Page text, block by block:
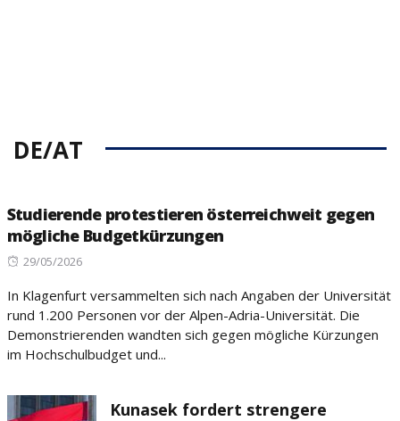
DE/AT
Studierende protestieren österreichweit gegen
mögliche Budgetkürzungen
Posted
29/05/2026
In Klagenfurt versammelten sich nach Angaben der Universität
rund 1.200 Personen vor der Alpen-Adria-Universität. Die
Demonstrierenden wandten sich gegen mögliche Kürzungen
im Hochschulbudget und...
Kunasek fordert strengere